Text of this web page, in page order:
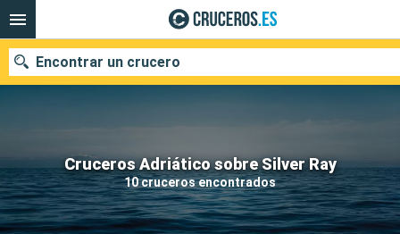
Cruceros Adriático sobre Silver Ray
10 cruceros encontrados
Encontrar un crucero
Nuestros destinos
Fecha de salida